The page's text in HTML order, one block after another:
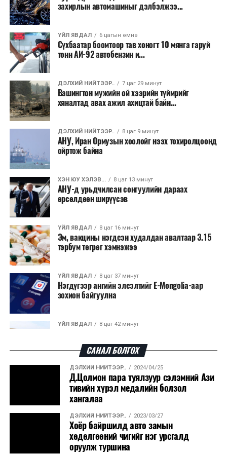
М.Одгэрэл
ЭХ СУРВАЛЖ: ЭРДЭНЭТ ҮЙЛДВЭР
ДАРААХ МЭДЭЭ
Улаанбаатар хотын Гэр хорооллыг хөгжүүлэхэд АХБ
болон НҮБ хамтран ажиллана
ӨМНӨХ МЭДЭЭ
Орон нутагт жендерийн эрх тэгш байдлыг хангах
хөтөлбөрийг хэрэгжүүлж байна
ам.доллар байхаар тооцжээ.
захирлын автомашиныг дэлбэлжээ...
ҮЙЛ ЯВДАЛ 6 цагын өмнө
Сүхбаатар боомтоор тав хоногт 10 мянга гаруй
тонн АИ-92 автобензин и...
ДЭЛХИЙ НИЙТЭЭР.. 7 цаг 29 минут
Вашингтон мужийн ой хээрийн түймрийг
хяналтад авах ажил ахицтай байн...
ДЭЛХИЙ НИЙТЭЭР.. 8 цаг 9 минут
АНУ, Иран Ормузын хоолойг нээх тохиролцоонд
ойртож байна
ХЭН ЮУ ХЭЛЭВ... 8 цаг 13 минут
АНУ-д урьдчилсан сонгуулийн дараах
өрсөлдөөн ширүүсэв
ҮЙЛ ЯВДАЛ 8 цаг 16 минут
Эм, вакцины нэгдсэн худалдан авалтаар 3.15
тэрбум төгрөг хэмнэжээ
ҮЙЛ ЯВДАЛ 8 цаг 37 минут
Нэгдүгээр ангийн элсэлтийг E-Mongolia-аар
зохион байгуулна
ҮЙЛ ЯВДАЛ 8 цаг 42 минут
талаас илүү хувь нь 13-аас...
ҮЙЛ ЯВДАЛ 8 цаг 46 минут
Засгийн газар энэ оныг дуустал санхүүгийн
хэмнэлтийн горимд шилжинэ
ХЭН ЮУ ХЭЛЭВ... 9 цаг 14 минут
Шатахууны импортын гаалийн албан татварыг
2027 оны хоёрдугаар сарын ...
САНАЛ БОЛГОХ
ДЭЛХИЙ НИЙТЭЭР.. 2024/04/25
Д.Цолмон пара туялзуур сэлэмний Ази
тивийн хүрэл медалийн болзол
хангалаа
ДЭЛХИЙ НИЙТЭЭР.. 2023/03/27
Хоёр байршилд авто замын
хөдөлгөөний чигийг нэг урсгалд
оруулж туршина